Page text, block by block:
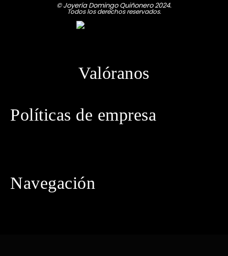
© Joyería Domingo Quiñonero 2024.
Todos los derechos reservados.
Valóranos
Políticas de empresa
Navegación